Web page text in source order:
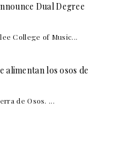
Dual Degree
College of Music...
alimentan los osos de
de Osos. ...